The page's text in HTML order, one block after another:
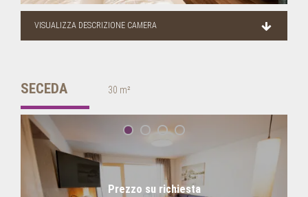
VISUALIZZA DESCRIZIONE CAMERA
SECEDA 30 m²
Prezzo su richiesta